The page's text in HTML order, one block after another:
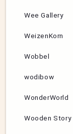
Wee Gallery
WeizenKorn
Wobbel
wodibow
WonderWorld
Wooden Story